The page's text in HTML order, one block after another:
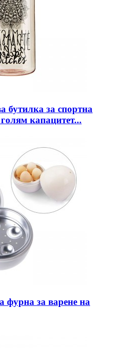
бутилка за спортна
капацитет...
за варене на